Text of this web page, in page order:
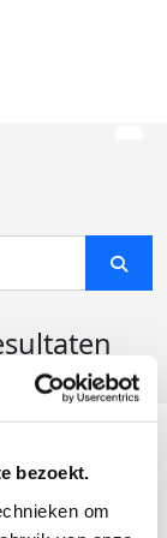
bezoekt.
om